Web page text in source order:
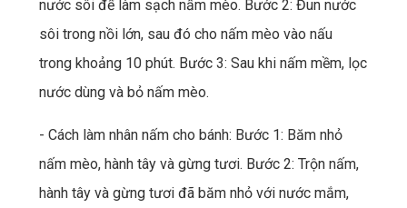
nước sôi để làm sạch nấm mèo. Bước 2: Đun nước
sôi trong nồi lớn, sau đó cho nấm mèo vào nấu
trong khoảng 10 phút. Bước 3: Sau khi nấm mềm, lọc
nước dùng và bỏ nấm mèo.
- Cách làm nhân nấm cho bánh: Bước 1: Băm nhỏ
nấm mèo, hành tây và gừng tươi. Bước 2: Trộn nấm,
hành tây và gừng tươi đã băm nhỏ với nước mắm,